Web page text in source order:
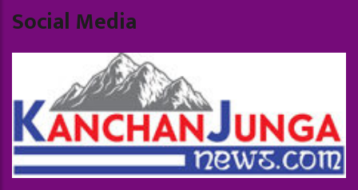
Social Media